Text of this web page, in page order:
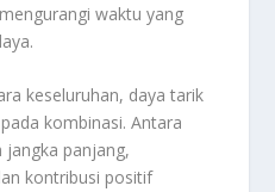
waktu yang
keseluruhan, daya tarik
kombinasi. Antara
jangka panjang,
kontribusi positif